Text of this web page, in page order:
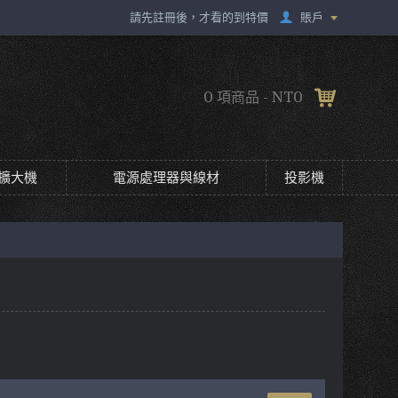
請先註冊後，才看的到特價 賬戶
0 項商品 - NT0
大機 電源處理器與線材 投影機